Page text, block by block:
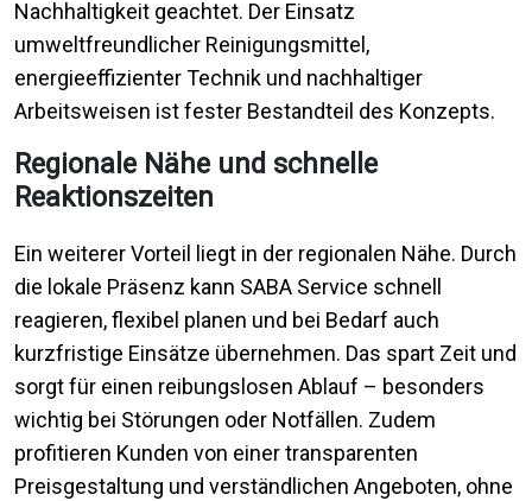
Nachhaltigkeit geachtet. Der Einsatz
umweltfreundlicher Reinigungsmittel,
energieeffizienter Technik und nachhaltiger
Arbeitsweisen ist fester Bestandteil des Konzepts.
Regionale Nähe und schnelle
Reaktionszeiten
Ein weiterer Vorteil liegt in der regionalen Nähe. Durch
die lokale Präsenz kann SABA Service schnell
reagieren, flexibel planen und bei Bedarf auch
kurzfristige Einsätze übernehmen. Das spart Zeit und
sorgt für einen reibungslosen Ablauf – besonders
wichtig bei Störungen oder Notfällen. Zudem
profitieren Kunden von einer transparenten
Preisgestaltung und verständlichen Angeboten, ohne